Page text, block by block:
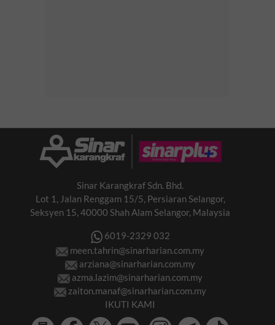
Sinar Karangkraf Sdn. Bhd.
Lot 1, Jalan Renggam 15/5, Persiaran Selangor,
Seksyen 15, 40000 Shah Alam Selangor, Malaysia
6019-2329 032
meen.tahrin@sinarharian.com.my
arziana@sinarharian.com.my
azma.lazim@sinarharian.com.my
zaiton.manaf@sinarharian.com.my
IKUTI KAMI